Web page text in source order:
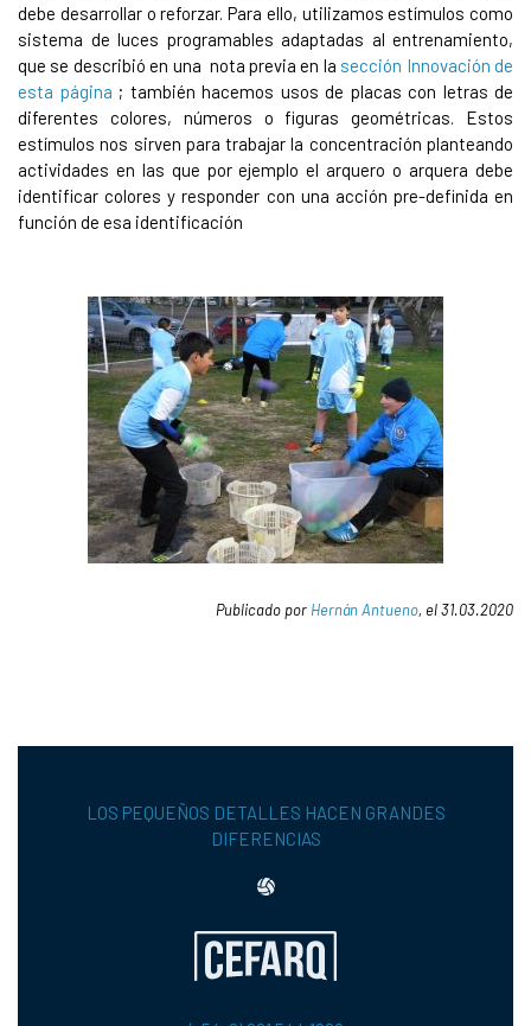
debe desarrollar o reforzar. Para ello, utilizamos estímulos como
sistema de luces programables adaptadas al entrenamiento,
que se describió en una nota previa en la sección Innovación de
esta página ; también hacemos usos de placas con letras de
diferentes colores, números o figuras geométricas. Estos
estímulos nos sirven para trabajar la concentración planteando
actividades en las que por ejemplo el arquero o arquera debe
identificar colores y responder con una acción pre-definida en
función de esa identificación
Publicado por Hernán Antueno, el 31.03.2020
LOS PEQUEÑOS DETALLES HACEN GRANDES
DIFERENCIAS